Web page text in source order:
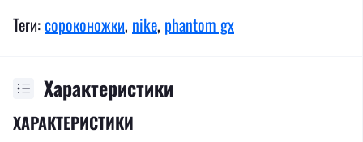
Теги:сороконожки, nike, phantom gx
Характеристики
ХАРАКТЕРИСТИКИ